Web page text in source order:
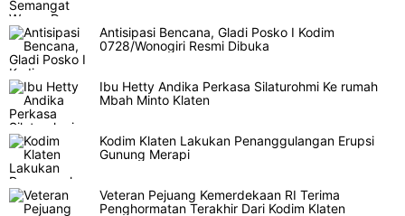
Antisipasi Bencana, Gladi Posko I Kodim
0728/Wonogiri Resmi Dibuka
Ibu Hetty Andika Perkasa Silaturohmi Ke rumah
Mbah Minto Klaten
Kodim Klaten Lakukan Penanggulangan Erupsi
Gunung Merapi
Veteran Pejuang Kemerdekaan RI Terima
Penghormatan Terakhir Dari Kodim Klaten